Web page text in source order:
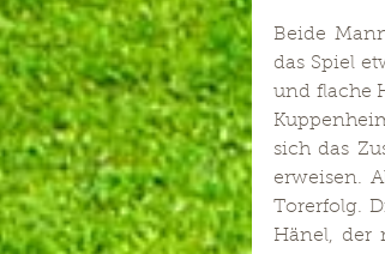
Beide
das Spiel
und flache
sich das
erweisen.
Torerfolg.
Hänel, der